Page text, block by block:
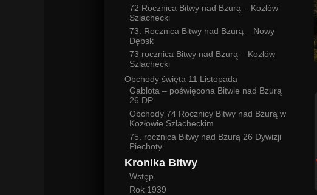
72 Rocznica Bitwy nad Bzurą – Kozłów
Szlachecki
73. Rocznica Bitwy nad Bzurą – Nowy
Dębsk
73 rocznica Bitwy nad Bzurą – Kozłów
Szlachecki
Obchody święta 11 Listopada
Gablota – poświęcona Bitwie nad Bzurą
26 DP
Obchody 74 Rocznicy Bitwy nad Bzurą w
Kozłowie Szlacheckim
75. rocznica Bitwy nad Bzurą 26 Dywizji
Piechoty
Kronika Bitwy
Wstęp
Rok 1939